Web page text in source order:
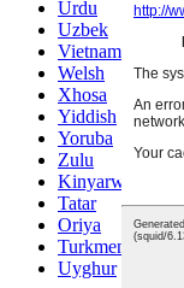
Urdu
Uzbek
Vietnamese
Welsh
Xhosa
Yiddish
Yoruba
Zulu
Kinyarwanda
Tatar
Oriya
Turkmen
Uyghur